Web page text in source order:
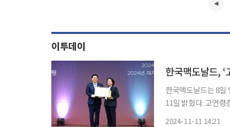
이투데이
한국맥도날드, ‘
한국맥도날드는 8일
11일 밝혔다. 고연령층
2024-11-11 14:21